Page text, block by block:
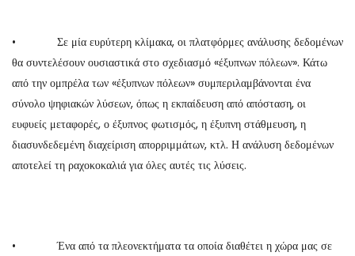
• Σε μία ευρύτερη κλίμακα, οι πλατφόρμες ανάλυσης δεδομένων
θα συντελέσουν ουσιαστικά στο σχεδιασμό «έξυπνων πόλεων». Κάτω
από την ομπρέλα των «έξυπνων πόλεων» συμπεριλαμβάνονται ένα
σύνολο ψηφιακών λύσεων, όπως η εκπαίδευση από απόσταση, οι
ευφυείς μεταφορές, ο έξυπνος φωτισμός, η έξυπνη στάθμευση, η
διασυνδεδεμένη διαχείριση απορριμμάτων, κτλ. Η ανάλυση δεδομένων
αποτελεί τη ραχοκοκαλιά για όλες αυτές τις λύσεις.
• Ένα από τα πλεονεκτήματα τα οποία διαθέτει η χώρα μας σε